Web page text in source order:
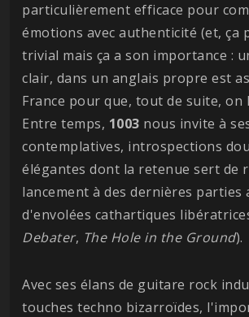
particulièrement efficace pour
émotions avec authenticité (et, ça
trivial mais ça a son importance :
clair, dans un anglais propre est
France pour que, tout de suite, on
Entre temps, 1003 nous invite à
contemplatives, introspections
élégantes dont la retenue sert de
lancement à des dernières parties
d'envolées cathartiques
Debater, The Hole in the Ground).
Avec ses élans de guitare rock
touches techno bizarroïdes,